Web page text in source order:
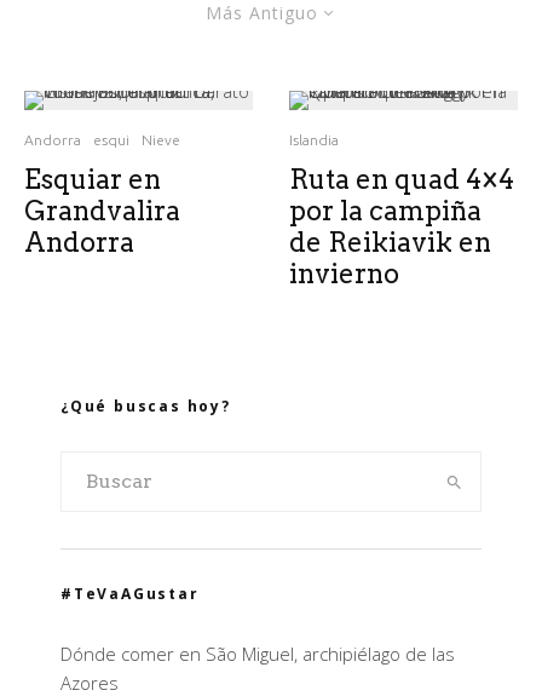
Más Antiguo
Andorra esqui Nieve
Esquiar en
Grandvalira
Andorra
Islandia
Ruta en quad 4×4
por la campiña
de Reikiavik en
invierno
¿Qué buscas hoy?
#TeVaAGustar
Dónde comer en São Miguel, archipiélago de las
Azores